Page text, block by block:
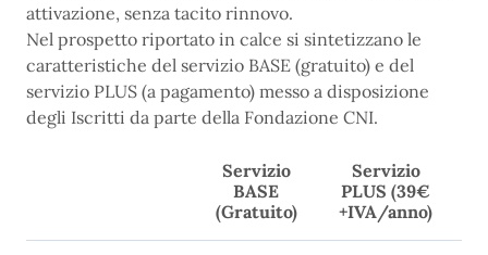
attivazione, senza tacito rinnovo.
Nel prospetto riportato in calce si sintetizzano le
caratteristiche del servizio BASE (gratuito) e del
servizio PLUS (a pagamento) messo a disposizione
degli Iscritti da parte della Fondazione CNI.
Servizio
BASE
(Gratuito)
Servizio
PLUS (39€
+IVA/anno)